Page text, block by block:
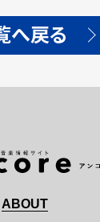
へ戻る
ABOUT